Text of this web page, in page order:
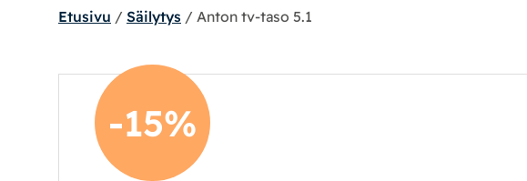
Sohvat
Nojatuolit
Mekanismituolit
Etusivu / Säilytys / Anton tv-taso 5.1
-15%